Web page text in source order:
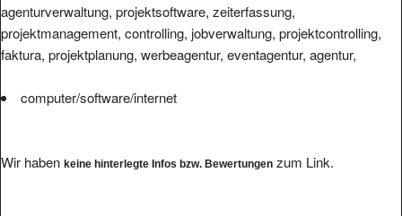
agenturverwaltung, projektsoftware, zeiterfassung,
projektmanagement, controlling, jobverwaltung, projektcontrolling,
faktura, projektplanung, werbeagentur, eventagentur, agentur,
computer/software/internet
Wir haben keine hinterlegte Infos bzw. Bewertungen zum Link.